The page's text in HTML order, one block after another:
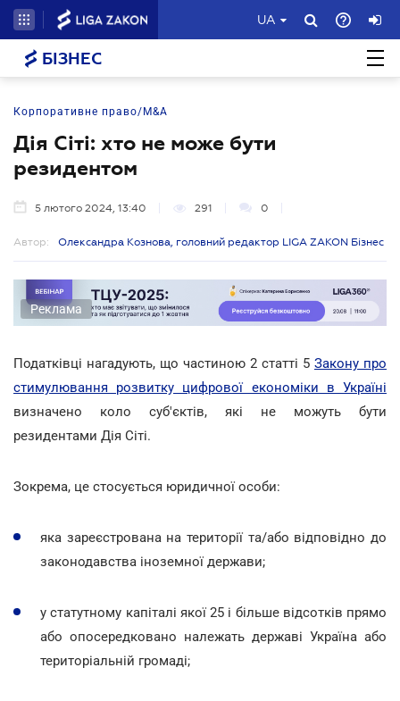
UA
БІЗНЕС
Корпоративне право/M&A
Дія Сіті: хто не може бути
резидентом
5 лютого 2024, 13:40 291 0
Автор: Олександра Кознова, головний редактор LIGA ZAKON Бізнес
Реклама
Податківці нагадують, що частиною 2 статті 5 Закону про
стимулювання розвитку цифрової економіки в Україні
визначено коло суб'єктів, які не можуть бути
резидентами Дія Сіті.
Зокрема, це стосується юридичної особи:
яка зареєстрована на території та/або відповідно до
законодавства іноземної держави;
у статутному капіталі якої 25 і більше відсотків прямо
або опосередковано належать державі Україна або
територіальній громаді;